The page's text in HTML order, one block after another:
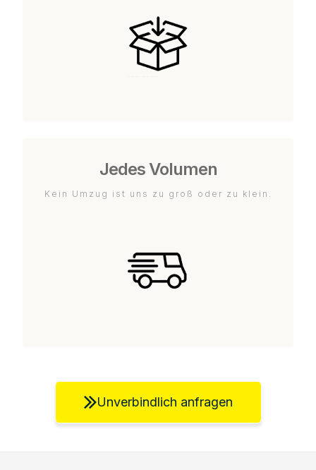
Jedes Volumen
Kein Umzug ist uns zu groß oder zu klein.
Unverbindlich anfragen